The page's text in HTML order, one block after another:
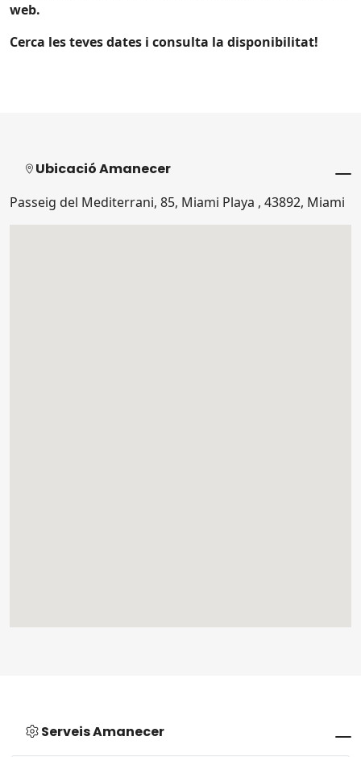
web.
Cerca les teves dates i consulta la disponibilitat!
Ubicació Amanecer
Passeig del Mediterrani, 85, Miami Playa , 43892, Miami
Serveis Amanecer